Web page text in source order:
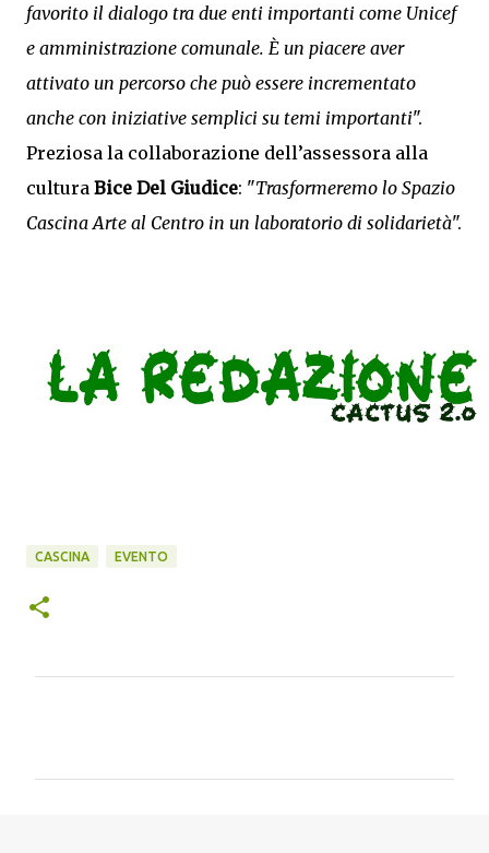
favorito il dialogo tra due enti importanti come Unicef
e amministrazione comunale. È un piacere aver
attivato un percorso che può essere incrementato
anche con iniziative semplici su temi importanti".
Preziosa la collaborazione dell’assessora alla
cultura Bice Del Giudice: "Trasformeremo lo Spazio
Cascina Arte al Centro in un laboratorio di solidarietà".
CASCINA EVENTO